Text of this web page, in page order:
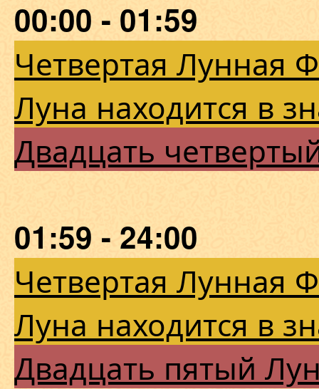
00:00 - 01:59
Четвертая Лунная
Луна находится в
Двадцать
01:59 - 24:00
Четвертая Лунная
Луна находится в
Двадцать пятый